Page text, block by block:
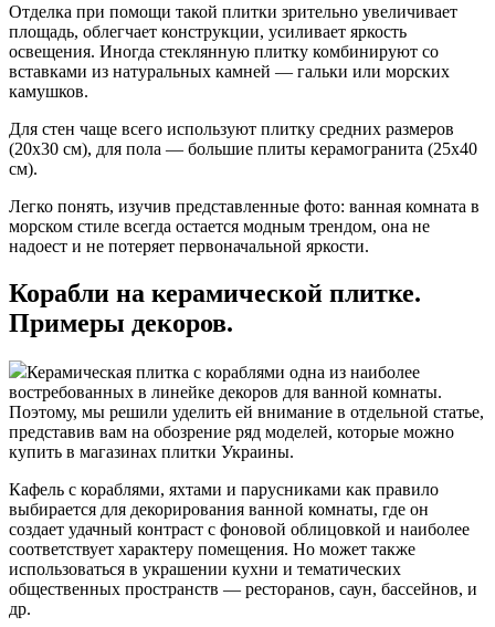
Отделка при помощи такой плитки зрительно увеличивает
площадь, облегчает конструкции, усиливает яркость
освещения. Иногда стеклянную плитку комбинируют со
вставками из натуральных камней — гальки или морских
камушков.
Для стен чаще всего используют плитку средних размеров
(20х30 см), для пола — большие плиты керамогранита (25х40
см).
Легко понять, изучив представленные фото: ванная комната в
морском стиле всегда остается модным трендом, она не
надоест и не потеряет первоначальной яркости.
Корабли на керамической плитке.
Примеры декоров.
Керамическая плитка с кораблями одна из наиболее
востребованных в линейке декоров для ванной комнаты.
Поэтому, мы решили уделить ей внимание в отдельной статье,
представив вам на обозрение ряд моделей, которые можно
купить в магазинах плитки Украины.
Кафель с кораблями, яхтами и парусниками как правило
выбирается для декорирования ванной комнаты, где он
создает удачный контраст с фоновой облицовкой и наиболее
соответствует характеру помещения. Но может также
использоваться в украшении кухни и тематических
общественных пространств — ресторанов, саун, бассейнов, и
др.